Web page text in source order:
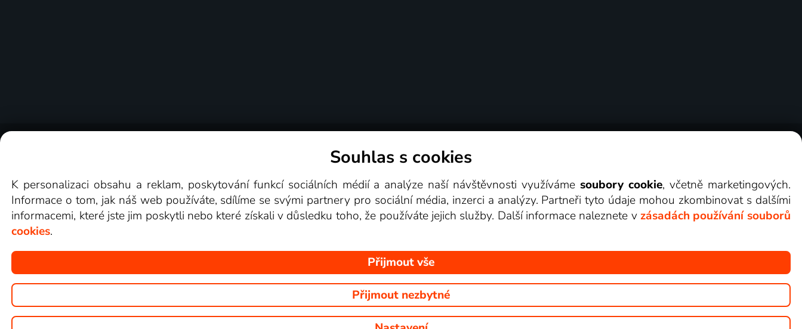
Videotéka
Copyright © goNET s.r.o. Na tomto webu jsou zobrazovány obrázky z pořadů TV stanic, které můžete sledovat v Lepší.TV.
Souhlas s cookies
K personalizaci obsahu a reklam, poskytování funkcí sociálních médií a analýze naší návštěvnosti využívámesoubory cookie, včetně marketingových.
Informace o tom, jak náš web používáte, sdílíme se svými partnery pro sociální média, inzerci a analýzy. Partneři tyto údaje mohou zkombinovat s dalšími
informacemi, které jste jim poskytli nebo které získali v důsledku toho, že používáte jejich služby. Další informace naleznete v zásadách používání souborů
cookies.
Přijmout vše
Přijmout nezbytné